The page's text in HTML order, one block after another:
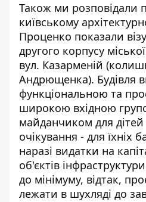
Також ми розповідали
київському
Проценко показали
другого корпусу
вул. Казарменій
Андрющенка). Будівля
функціональною та
широкою вхідною
майданчиком для
очікування - для їхніх
наразі видатки на
об'єктів
до мінімуму, відтак,
лежати в шухляді до